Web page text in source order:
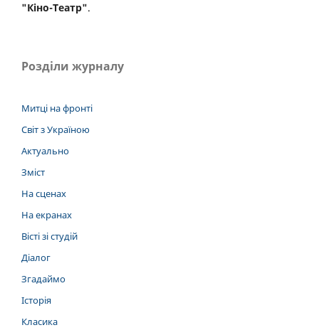
"Кіно-Театр".
Розділи журналу
Митці на фронті
Світ з Україною
Актуально
Зміст
На сценах
На екранах
Вісті зі студій
Діалог
Згадаймо
Історія
Класика